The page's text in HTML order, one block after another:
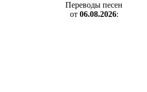
Переводы песен
от 06.08.2026: